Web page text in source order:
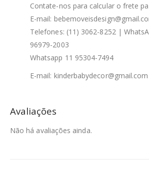
Contate-nos para calcular o frete
E-mail:
Telefones: (11) 3062-8252 |
96979-2003
Whatsapp 11 95304-7494
E-mail: kinderbabydecor@gmail.com
Avaliações
Não há avaliações ainda.